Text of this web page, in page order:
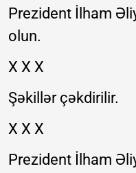
Prezident İlham
olun.
X X X
Şəkillər çəkdirilir.
X X X
Prezident İlham